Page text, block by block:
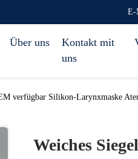
E-
Über uns
Kontakt mit
uns
verfügbar Silikon-Larynxmaske
Weiches